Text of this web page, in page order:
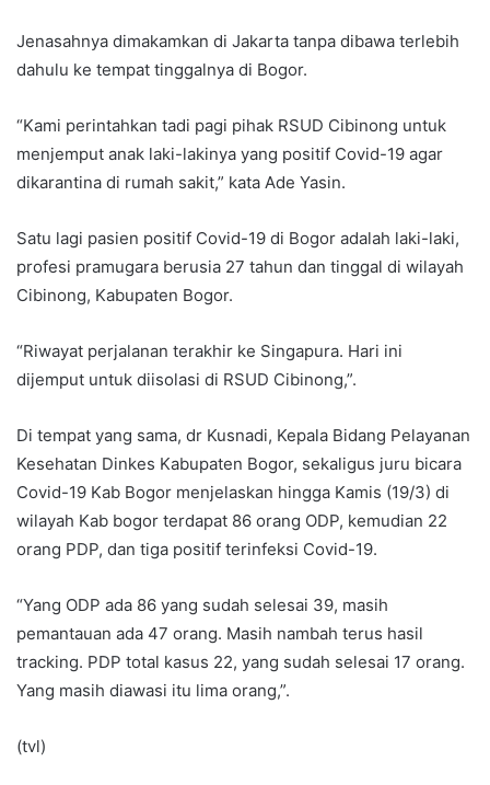
Jenasahnya dimakamkan di Jakarta tanpa dibawa terlebih
dahulu ke tempat tinggalnya di Bogor.
“Kami perintahkan tadi pagi pihak RSUD Cibinong untuk
menjemput anak laki-lakinya yang positif Covid-19 agar
dikarantina di rumah sakit,” kata Ade Yasin.
Satu lagi pasien positif Covid-19 di Bogor adalah laki-laki,
profesi pramugara berusia 27 tahun dan tinggal di wilayah
Cibinong, Kabupaten Bogor.
“Riwayat perjalanan terakhir ke Singapura. Hari ini
dijemput untuk diisolasi di RSUD Cibinong,”.
Di tempat yang sama, dr Kusnadi, Kepala Bidang Pelayanan
Kesehatan Dinkes Kabupaten Bogor, sekaligus juru bicara
Covid-19 Kab Bogor menjelaskan hingga Kamis (19/3) di
wilayah Kab bogor terdapat 86 orang ODP, kemudian 22
orang PDP, dan tiga positif terinfeksi Covid-19.
“Yang ODP ada 86 yang sudah selesai 39, masih
pemantauan ada 47 orang. Masih nambah terus hasil
tracking. PDP total kasus 22, yang sudah selesai 17 orang.
Yang masih diawasi itu lima orang,”.
(tvl)